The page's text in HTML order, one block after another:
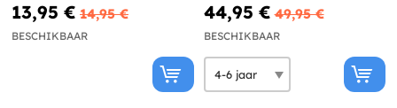
13,95 € 14,95 €
BESCHIKBAAR
44,95 € 49,95 €
BESCHIKBAAR